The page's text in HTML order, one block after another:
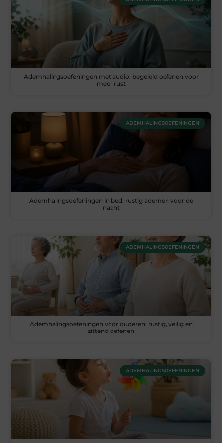
Ademhalingsoefeningen met audio: begeleid oefenen voor
meer rust
ADEMHALINGSOEFENINGEN
Ademhalingsoefeningen in bed: rustig ademen voor de
nacht
ADEMHALINGSOEFENINGEN
Ademhalingsoefeningen voor ouderen: rustig, veilig en
zittend oefenen
ADEMHALINGSOEFENINGEN